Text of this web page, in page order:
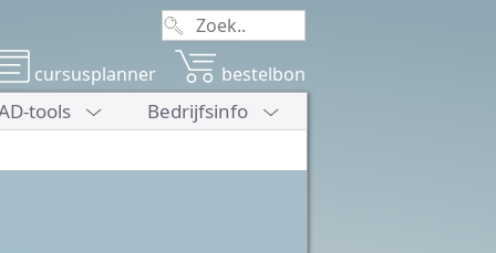
cursusplanner bestelbon
tools Bedrijfsinfo